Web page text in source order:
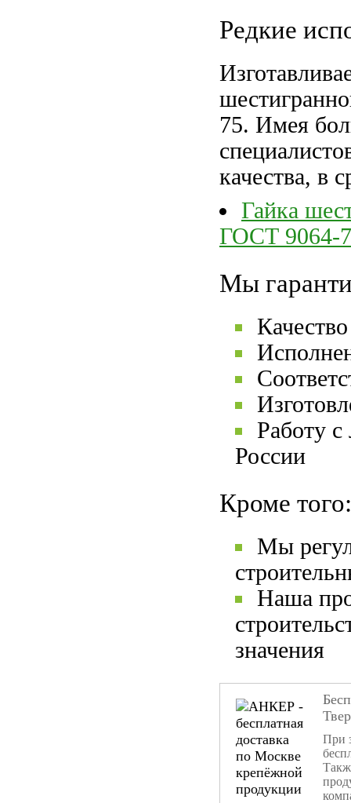
Редкие
75. Имея
качества, в
Гайка
ГОСТ 9064-
Мы
Работу
России
Кроме того:
Мы
Наша
значения
При